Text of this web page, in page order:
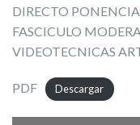
DIRECTO
FASCICULO
VIDEOTECNICAS
PDF Descargar